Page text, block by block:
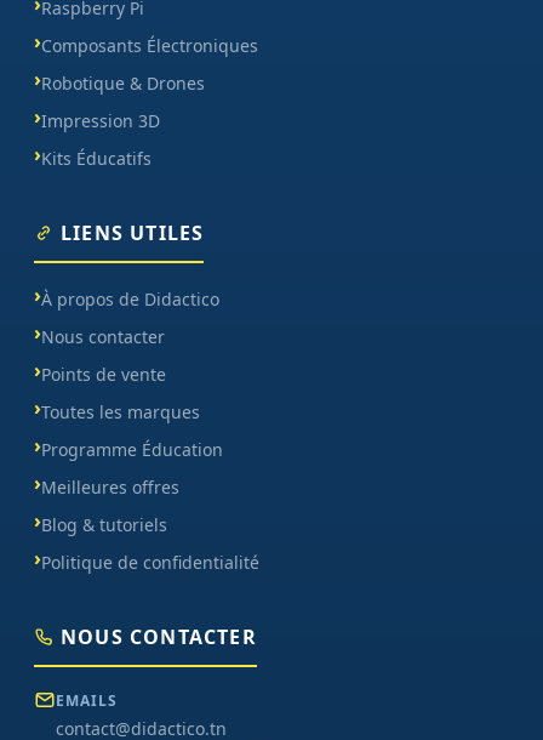
Raspberry Pi
Composants Électroniques
Robotique & Drones
Impression 3D
Kits Éducatifs
LIENS UTILES
À propos de Didactico
Nous contacter
Points de vente
Toutes les marques
Programme Éducation
Meilleures offres
Blog & tutoriels
Politique de confidentialité
NOUS CONTACTER
EMAILS
contact@didactico.tn